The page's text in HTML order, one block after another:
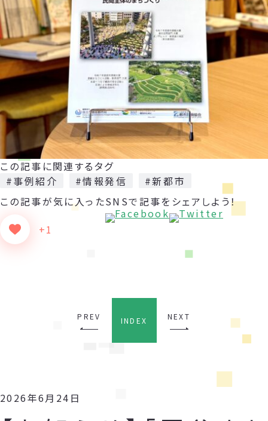
この記事に関連するタグ
#事例紹介
#情報発信
#新都市
この記事が気に入った
+1
SNSで記事をシェアしよう！
PREV INDEX NEXT
2026年6月24日